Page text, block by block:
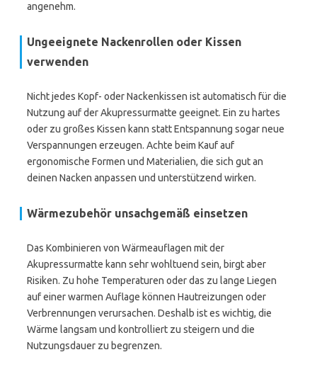
angenehm.
Ungeeignete Nackenrollen oder Kissen
verwenden
Nicht jedes Kopf- oder Nackenkissen ist automatisch für die
Nutzung auf der Akupressurmatte geeignet. Ein zu hartes
oder zu großes Kissen kann statt Entspannung sogar neue
Verspannungen erzeugen. Achte beim Kauf auf
ergonomische Formen und Materialien, die sich gut an
deinen Nacken anpassen und unterstützend wirken.
Wärmezubehör unsachgemäß einsetzen
Das Kombinieren von Wärmeauflagen mit der
Akupressurmatte kann sehr wohltuend sein, birgt aber
Risiken. Zu hohe Temperaturen oder das zu lange Liegen
auf einer warmen Auflage können Hautreizungen oder
Verbrennungen verursachen. Deshalb ist es wichtig, die
Wärme langsam und kontrolliert zu steigern und die
Nutzungsdauer zu begrenzen.